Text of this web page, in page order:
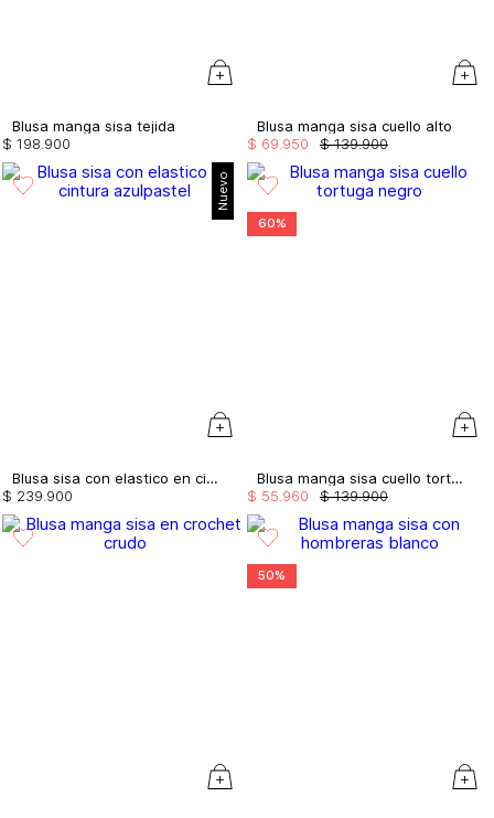
Blusa manga sisa tejida
$ 198 900
Blusa manga sisa cuello alto
$ 139.900
$ 69 950
Nuevo
Blusa sisa con elastico en cintura
$ 239 900
60%
Blusa manga sisa cuello tortuga
$ 139.900
$ 55 960
50%